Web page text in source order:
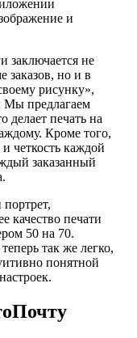
и
заключается не
заказов, но и в
рисунку»,
Мы предлагаем
делает печать на
Кроме того,
четкость каждой
заказанный
качество печати
50 на 70.
так же легко,
понятной